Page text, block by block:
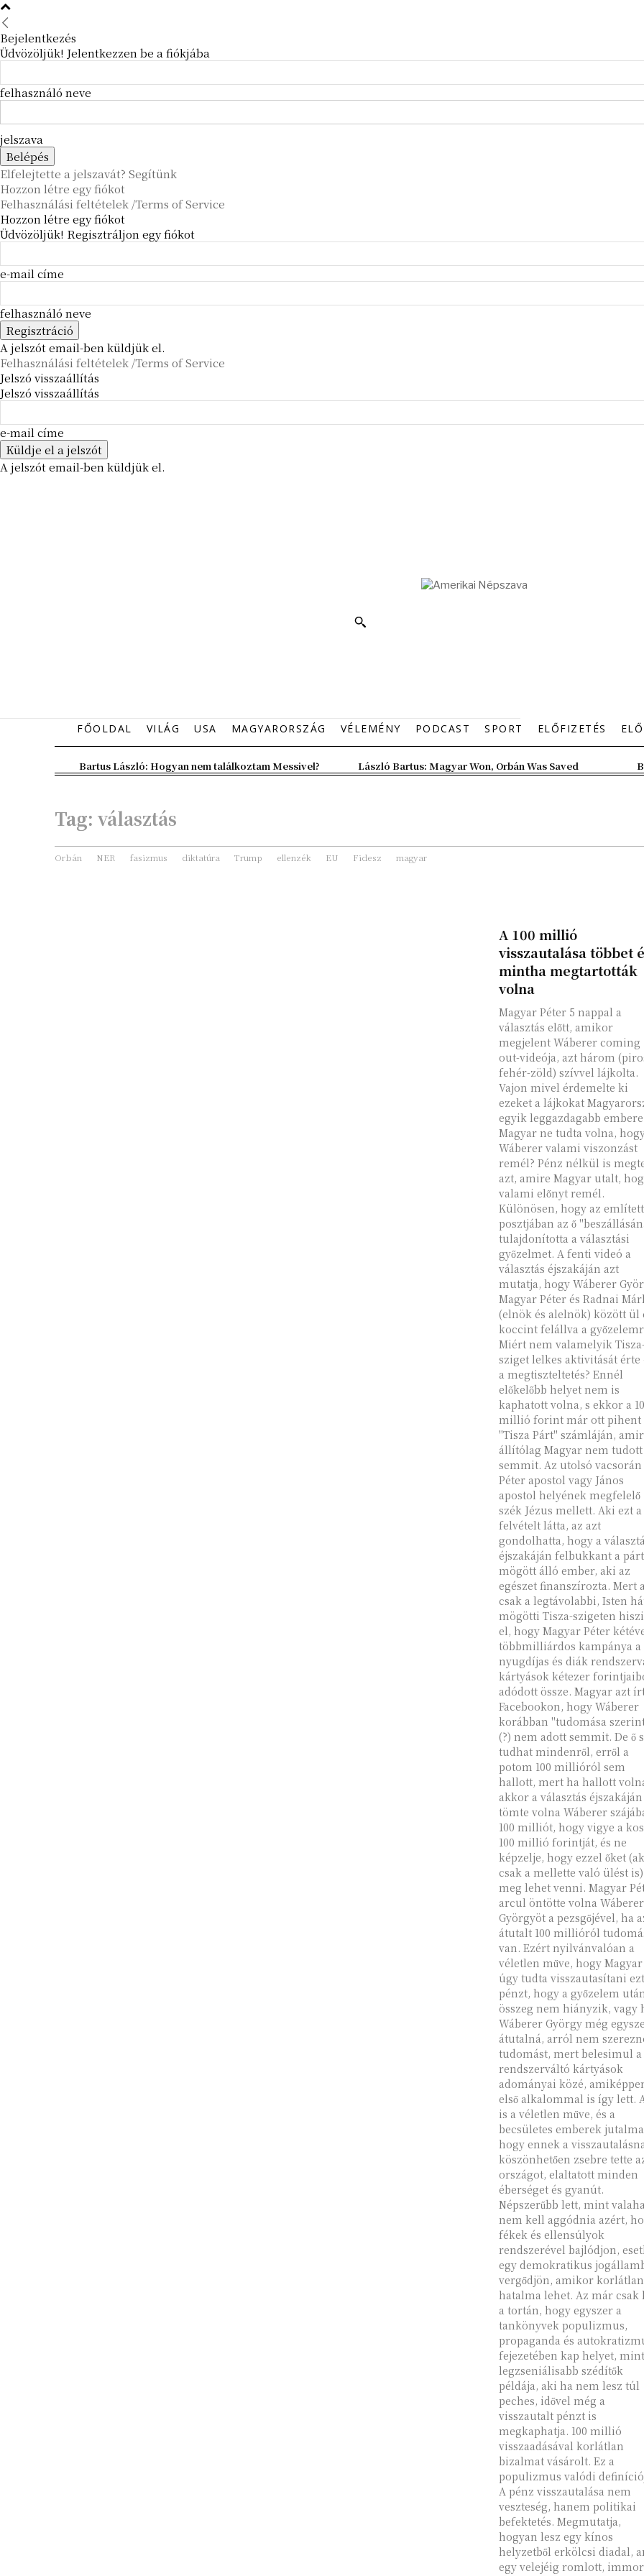
Bejelentkezés
Üdvözöljük! Jelentkezzen be a fiókjába
felhasználó neve
jelszava
Elfelejtette a jelszavát? Segítünk
Hozzon létre egy fiókot
Felhasználási feltételek /Terms of Service
Hozzon létre egy fiókot
Üdvözöljük! Regisztráljon egy fiókot
e-mail címe
felhasználó neve
A jelszót email-ben küldjük el.
Felhasználási feltételek /Terms of Service
Jelszó visszaállítás
Jelszó visszaállítás
e-mail címe
A jelszót email-ben küldjük el.
FŐOLDAL VILÁG USA MAGYARORSZÁG VÉLEMÉNY PODCAST SPORT ELŐFIZETÉS
Bartus László: Hogyan nem találkoztam Messivel? László Bartus: Magyar Won, Orbán Was Saved
Tag: választás
Orbán NER fasizmus diktatúra Trump ellenzék EU Fidesz magyar
A 100 millió
visszautalása többet
mintha megtartották
volna
Magyar Péter 5 nappal a
választás előtt, amikor
megjelent Wáberer coming
out-videója, azt három
fehér-zöld) szívvel lájkolta.
Vajon mivel érdemelte ki
ezeket a lájkokat
egyik leggazdagabb
Magyar ne tudta volna,
Wáberer valami viszonzást
remél? Pénz nélkül is
azt, amire Magyar utalt,
valami előnyt remél.
Különösen, hogy az említett
posztjában az ő
tulajdonította a választási
győzelmet. A fenti videó a
választás éjszakáján azt
mutatja, hogy Wáberer
Magyar Péter és Radnai
(elnök és alelnök) között ül
koccint felállva a
Miért nem valamelyik
sziget lelkes aktivitását érte
a megtiszteltetés? Ennél
előkelőbb helyet nem is
kaphatott volna, s ekkor a
millió forint már ott pihent
"Tisza Párt" számláján,
állítólag Magyar nem tudott
semmit. Az utolsó vacsorán
Péter apostol vagy János
apostol helyének megfelelő
szék Jézus mellett. Aki ezt a
felvételt látta, az azt
gondolhatta, hogy a
éjszakáján felbukkant a párt
mögött álló ember, aki az
egészet finanszírozta. Mert
csak a legtávolabbi, Isten
mögötti Tisza-szigeten
el, hogy Magyar Péter
többmilliárdos kampánya a
nyugdíjas és diák
kártyások kétezer
adódott össze. Magyar azt
Facebookon, hogy Wáberer
korábban "tudomása
(?) nem adott semmit. De ő sem
tudhat mindenről, erről a
potom 100 millióról sem
hallott, mert ha hallott
akkor a választás éjszakáján
tömte volna Wáberer
100 milliót, hogy vigye a
100 millió forintját, és ne
képzelje, hogy ezzel őket
csak a mellette való ülést is)
meg lehet venni. Magyar
arcul öntötte volna Wáberer
Györgyöt a pezsgőjével, ha
átutalt 100 millióról
van. Ezért nyilvánvalóan a
véletlen műve, hogy Magyar
úgy tudta visszautasítani
pénzt, hogy a győzelem
összeg nem hiányzik, vagy
Wáberer György még
átutalná, arról nem
tudomást, mert belesimul a
rendszerváltó kártyások
adományai közé,
első alkalommal is így lett. Az
is a véletlen műve, és a
becsületes emberek
hogy ennek a
köszönhetően zsebre tette
országot, elaltatott minden
éberséget és gyanút.
Népszerűbb lett, mint
nem kell aggódnia azért,
fékek és ellensúlyok
rendszerével bajlódjon,
egy demokratikus
vergődjön, amikor korlátlan
hatalma lehet. Az már csak
a tortán, hogy egyszer a
tankönyvek populizmus,
propaganda és
fejezetében kap helyet,
legzseniálisabb szédítők
példája, aki ha nem lesz túl
peches, idővel még a
visszautalt pénzt is
megkaphatja. 100 millió
visszaadásával korlátlan
bizalmat vásárolt. Ez a
populizmus valódi
A pénz visszautalása nem
veszteség, hanem politikai
befektetés. Megmutatja,
hogyan lesz egy kínos
helyzetből erkölcsi diadal,
egy velejéig romlott,